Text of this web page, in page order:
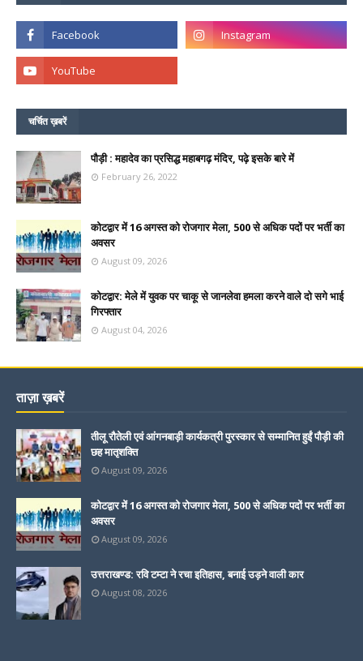
चर्चित ख़बरें
पौड़ी : महादेव का प्रसिद्ध महाबगढ़ मंदिर, पढ़े इसके बारे में
February 26, 2022
कोटद्वार में 16 अगस्त को रोजगार मेला, 500 से अधिक पदों पर भर्ती का
अवसर
August 09, 2026
कोटद्वार: मेले में युवक पर चाकू से जानलेवा हमला करने वाले दो सगे भाई
गिरफ्तार
August 04, 2026
ताज़ा ख़बरें
तीलू रौतेली एवं आंगनबाड़ी कार्यकत्री पुरस्कार से सम्मानित हुईं पौड़ी की
छह मातृशक्ति
August 09, 2026
कोटद्वार में 16 अगस्त को रोजगार मेला, 500 से अधिक पदों पर भर्ती का
अवसर
August 09, 2026
उत्तराखण्ड: रवि टम्टा ने रचा इतिहास, बनाई उड़ने वाली कार
August 08, 2026